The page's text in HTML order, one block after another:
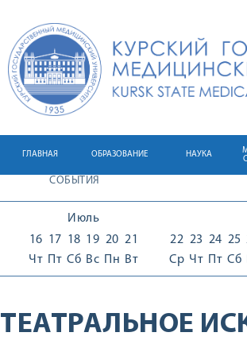
ГЛАВНАЯ ОБРАЗОВАНИЕ НАУКА
СОБЫТИЯ
Июль
16
Чт
17
Пт
18
Сб
19
Вс
20
Пн
21
Вт
22
Ср
23
Чт
24
Пт
25
Сб
ТЕАТРАЛЬНОЕ